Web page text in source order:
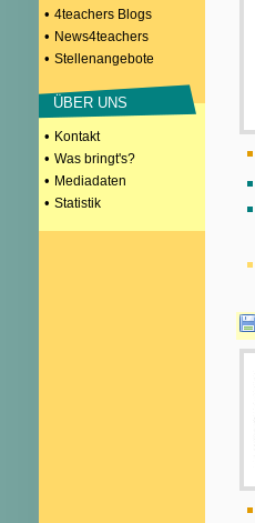
• 4teachers Blogs
• News4teachers
• Stellenangebote
ÜBER UNS
• Kontakt
• Was bringt's?
• Mediadaten
• Statistik